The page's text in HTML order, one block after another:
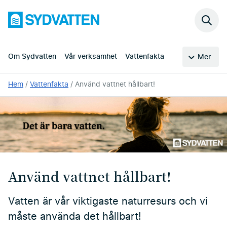
huvudinnehållet
Sydvatten
Om Sydvatten Vår verksamhet Vattenfakta Mer
Sök
Du
är
Hem Vattenfakta Använd vattnet hållbart!
Använd vattnet hållbart!
Vatten är vår viktigaste naturresurs och vi
måste använda det hållbart!